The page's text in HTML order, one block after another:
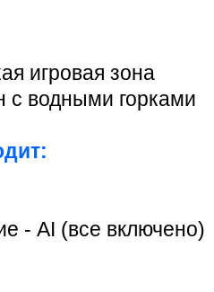
игровая зона
с водными горками
- AI (все включено)